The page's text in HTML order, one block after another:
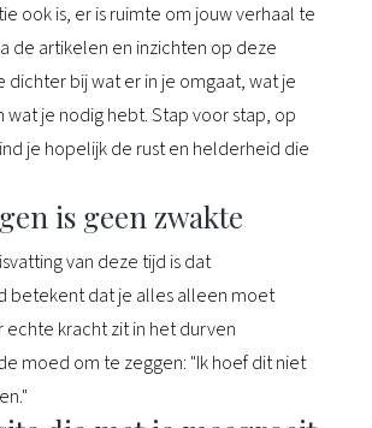
ook is, er is ruimte om jouw verhaal te
de artikelen en inzichten op deze
dichter bij wat er in je omgaat, wat je
je nodig hebt. Stap voor stap, op
je hopelijk de rust en helderheid die
is geen zwakte
van deze tijd is dat
betekent dat je alles alleen moet
echte kracht zit in het durven
moed om te zeggen: "Ik hoef dit niet